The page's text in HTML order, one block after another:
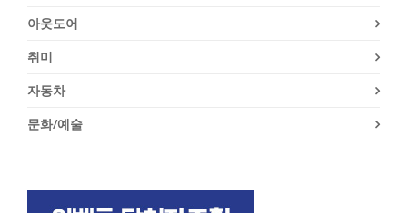
아웃도어
취미
자동차
문화/예술